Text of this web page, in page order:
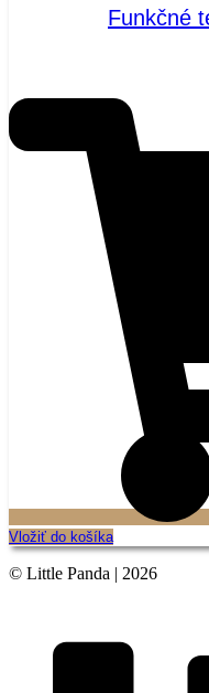
Funkčné
Vložiť do košíka
© Little Panda | 2026